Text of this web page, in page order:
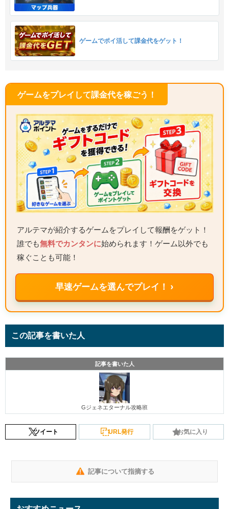
ゲームでポイ活して課金代をゲット！
ゲームをプレイして課金代を稼ごう！
アルテマが紹介するゲームをプレイして報酬をゲット！
誰でも無料でカンタンに始められます！ゲーム以外でも
稼ぐことも可能！
早速ゲームを選んでプレイ！ ›
この記事を書いた人
記事を書いた人
Gジェネエターナル攻略班
ツイート URL発行 お気に入り
記事について指摘する